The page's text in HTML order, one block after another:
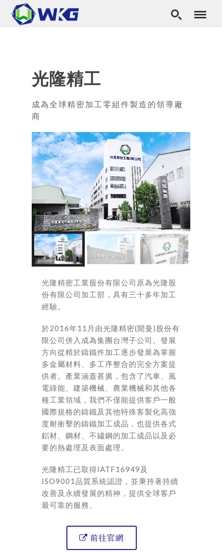
光隆精工
成為全球精密加工零組件製造的領導廠
商
光隆精密工業股份有限公司原為光隆股
份有限公司加工部，具有三十多年加工
經驗。
於2016年11月由光隆精密(開曼)股份有
限公司併入成為集團台灣子公司。發展
方向從精於鑄鐵件加工逐步發展為掌握
多金屬材料、多工序整合的完全方案提
供者。產業涵蓋甚廣，包含了汽車、風
電綠能、建築機械、農業機械和其他各
種工業領域，我們不僅能提供客戶一般
國際規格的鑄鐵及其他特殊客製化高強
度耐衝擊的鑄鐵加工成品，也提供各式
鋁材、鋼材、不鏽鋼的加工成品以及必
要的熱處理及表面處理。
光隆精工已取得IATF16949及
ISO9001品質系統認證，並秉持著持續
改善及永續發展的精神，提供全球客戶
最可靠的服務。
 前往官網